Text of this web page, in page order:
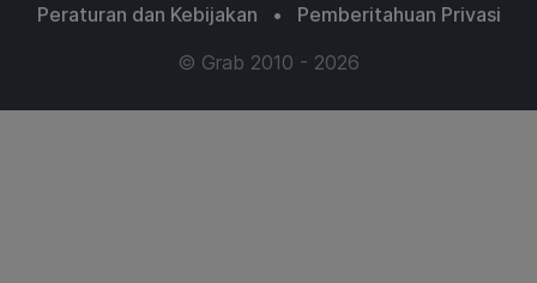
Peraturan dan Kebijakan •
Pemberitahuan Privasi
© Grab 2010 - 2026